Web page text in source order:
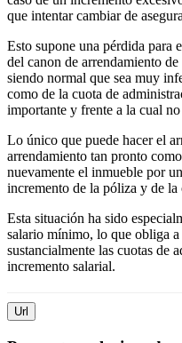
que intentar cambiar de
Esto supone una pérdida para
del canon de arrendamiento
siendo normal que sea muy
como de la cuota de
importante y frente a la cual
Lo único que puede hacer el
arrendamiento tan pronto
nuevamente el inmueble por
incremento de la póliza y de
Esta situación ha sido
salario mínimo, lo que obliga
sustancialmente las cuotas de
incremento salarial.
Url